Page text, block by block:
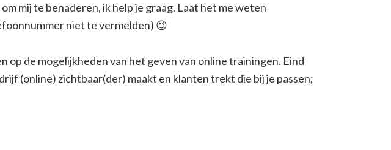
mij te benaderen, ik help je graag. Laat het me weten
niet te vermelden) 😉
op de mogelijkheden van het geven van online trainingen. Eind
(online) zichtbaar(der) maakt en klanten trekt die bij je passen;